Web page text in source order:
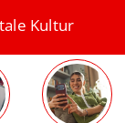
Kultur